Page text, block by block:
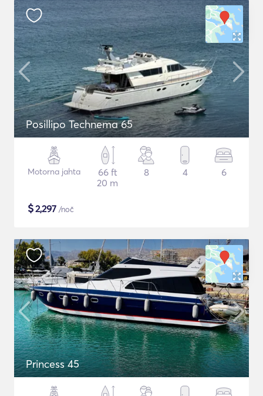
Posillipo Technema 65
Motorna jahta
66 ft
20 m
8 4 6
$2,297 /noč
Princess 45